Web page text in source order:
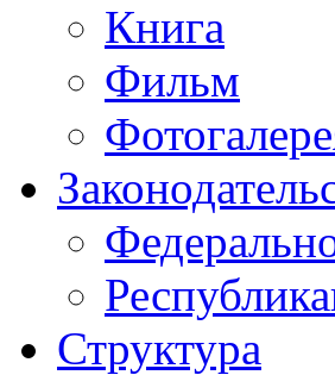
Книга
Фильм
Структура